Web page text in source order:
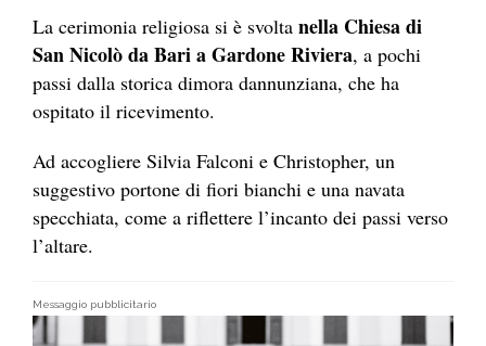
La cerimonia religiosa si è svolta nella Chiesa di
San Nicolò da Bari a Gardone Riviera, a pochi
passi dalla storica dimora dannunziana, che ha
ospitato il ricevimento.
Ad accogliere Silvia Falconi e Christopher, un
suggestivo portone di fiori bianchi e una navata
specchiata, come a riflettere l’incanto dei passi verso
l’altare.
Messaggio pubblicitario